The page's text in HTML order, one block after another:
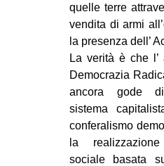
quelle terre
vendita di armi
la presenza dell’
La verità è che l’
Democrazia
ancora gode
sistema
conferalismo
la
sociale basata